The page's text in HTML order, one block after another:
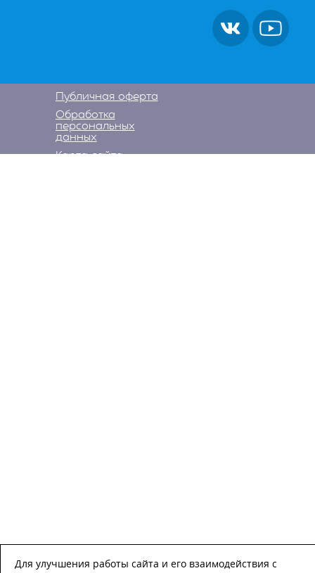
Публичная оферта
Обработка
персональных
данных
Карта сайта
Для улучшения работы сайта и его взаимодействия с